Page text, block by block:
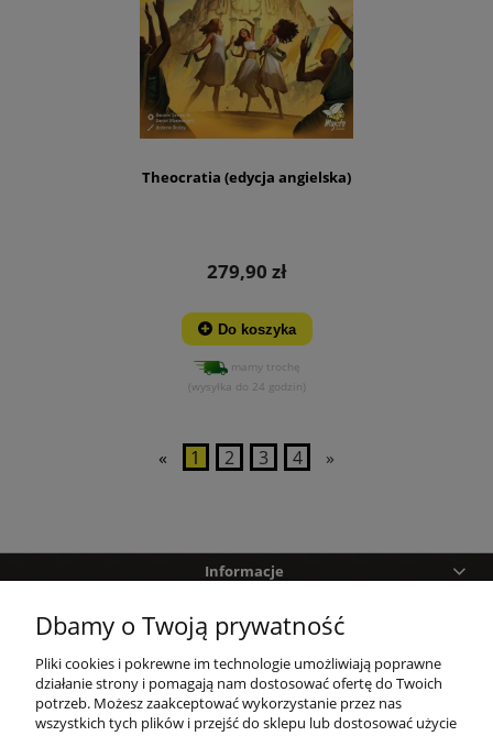
Theocratia (edycja angielska)
279,90 zł
Do koszyka
mamy trochę
(wysyłka do 24 godzin)
« 1 2 3 4 »
Informacje
Pomoc
Zakupy
Dbamy o Twoją prywatność
Pliki cookies i pokrewne im technologie umożliwiają poprawne
działanie strony i pomagają nam dostosować ofertę do Twoich
potrzeb. Możesz zaakceptować wykorzystanie przez nas
wszystkich tych plików i przejść do sklepu lub dostosować użycie